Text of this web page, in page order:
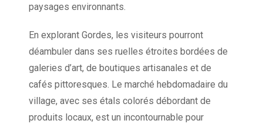
paysages environnants.
En explorant Gordes, les visiteurs pourront
déambuler dans ses ruelles étroites bordées de
galeries d’art, de boutiques artisanales et de
cafés pittoresques. Le marché hebdomadaire du
village, avec ses étals colorés débordant de
produits locaux, est un incontournable pour